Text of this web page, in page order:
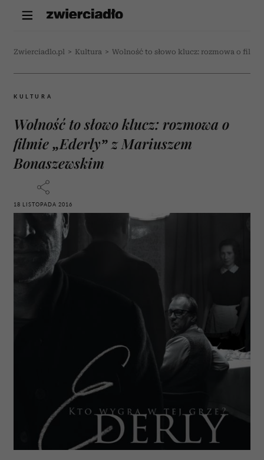
Zwierciadlo.pl > Kultura > Wolność to słowo klucz: rozmowa o
KULTURA
Wolność to słowo klucz: rozmowa o
filmie „Ederly” z Mariuszem
Bonaszewskim
18 LISTOPADA 2016